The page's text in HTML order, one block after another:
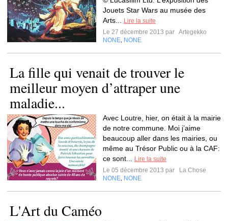
Jouets Star Wars au musée des
Arts...
Lire la suite
Le 27 décembre 2013 par Artegekko
NONE NONE
La fille qui venait de trouver le
meilleur moyen d’attraper une
maladie...
Avec Loutre, hier, on était à la mairie
de notre commune. Moi j’aime
beaucoup aller dans les mairies, ou
même au Trésor Public ou à la CAF:
ce sont...
Lire la suite
Le 05 décembre 2013 par
La Chose
NONE NONE
L'Art du Caméo